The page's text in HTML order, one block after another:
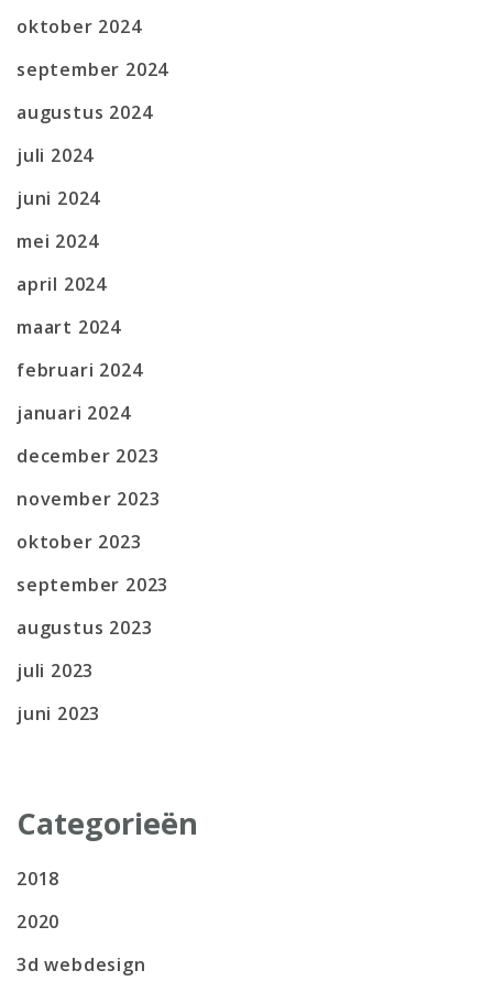
oktober 2024
september 2024
augustus 2024
juli 2024
juni 2024
mei 2024
april 2024
maart 2024
februari 2024
januari 2024
december 2023
november 2023
oktober 2023
september 2023
augustus 2023
juli 2023
juni 2023
Categorieën
2018
2020
3d webdesign